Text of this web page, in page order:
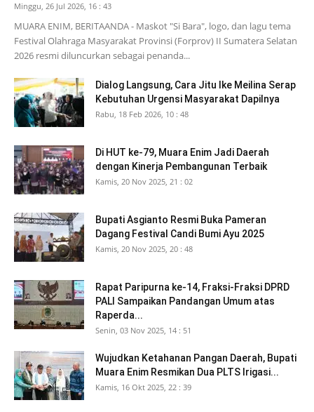
Minggu, 26 Jul 2026, 16 : 43
MUARA ENIM, BERITAANDA - Maskot "Si Bara", logo, dan lagu tema
Festival Olahraga Masyarakat Provinsi (Forprov) II Sumatera Selatan
2026 resmi diluncurkan sebagai penanda...
Dialog Langsung, Cara Jitu Ike Meilina Serap
Kebutuhan Urgensi Masyarakat Dapilnya
Rabu, 18 Feb 2026, 10 : 48
Di HUT ke-79, Muara Enim Jadi Daerah
dengan Kinerja Pembangunan Terbaik
Kamis, 20 Nov 2025, 21 : 02
Bupati Asgianto Resmi Buka Pameran
Dagang Festival Candi Bumi Ayu 2025
Kamis, 20 Nov 2025, 20 : 48
Rapat Paripurna ke-14, Fraksi-Fraksi DPRD
PALI Sampaikan Pandangan Umum atas
Raperda...
Senin, 03 Nov 2025, 14 : 51
Wujudkan Ketahanan Pangan Daerah, Bupati
Muara Enim Resmikan Dua PLTS Irigasi...
Kamis, 16 Okt 2025, 22 : 39